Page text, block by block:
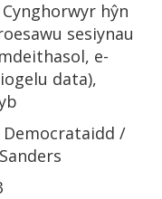
hŷn
sesiynau
e-
data),
Democrataidd /